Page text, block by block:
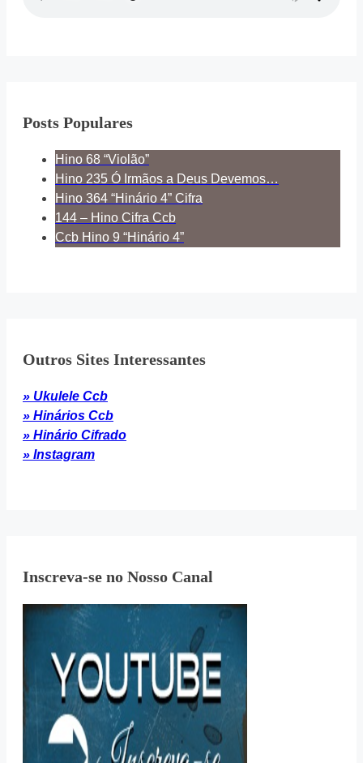
Posts Populares
Hino 68 “Violão”
Hino 235 Ó Irmãos a Deus Devemos…
Hino 364 “Hinário 4” Cifra
144 – Hino Cifra Ccb
Ccb Hino 9 “Hinário 4”
Outros Sites Interessantes
» Ukulele Ccb
» Hinários Ccb
» Hinário Cifrado
» Instagram
Inscreva-se no Nosso Canal